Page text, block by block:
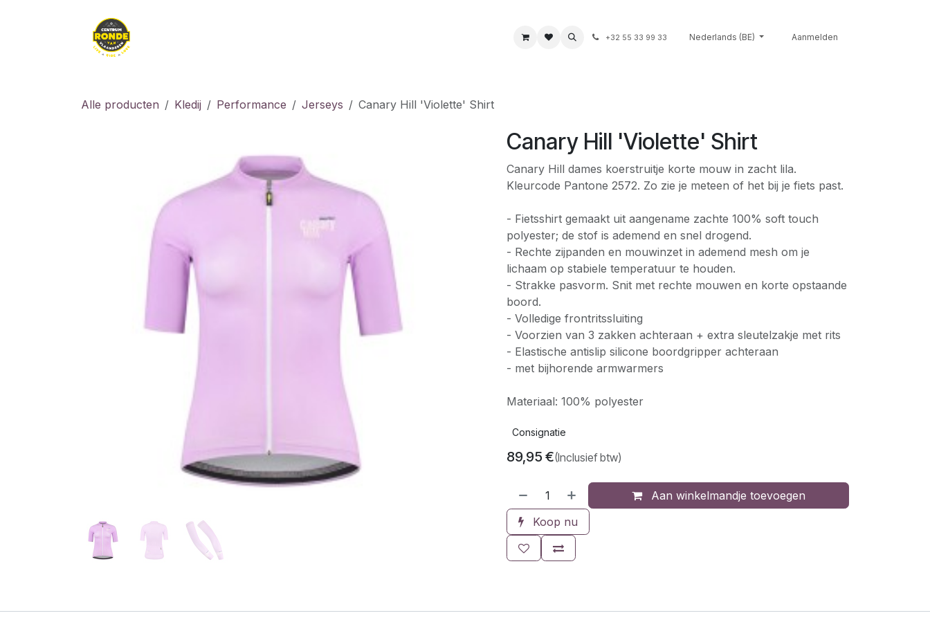
Juwelen Souvenirs Giftcards Merken
+32 55 33 99 33 Nederlands (BE) Aanmelden
Alle producten Kledij Performance Jerseys Canary Hill 'Violette' Shirt
Canary Hill 'Violette' Shirt
Canary Hill dames koerstruitje korte mouw in zacht lila.
Kleurcode Pantone 2572. Zo zie je meteen of het bij je fiets past.
- Fietsshirt gemaakt uit aangename zachte 100% soft touch
polyester; de stof is ademend en snel drogend.
- Rechte zijpanden en mouwinzet in ademend mesh om je
lichaam op stabiele temperatuur te houden.
- Strakke pasvorm. Snit met rechte mouwen en korte opstaande
boord.
- Volledige frontritssluiting
- Voorzien van 3 zakken achteraan + extra sleutelzakje met rits
- Elastische antislip silicone boordgripper achteraan
- met bijhorende armwarmers
Materiaal: 100% polyester
Consignatie
89,95 €(Inclusief btw)
Aan winkelmandje toevoegen
Koop nu